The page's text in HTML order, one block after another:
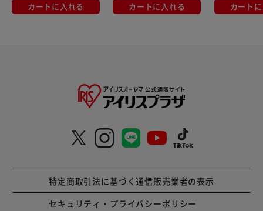
カートに入れる カートに入れる カート
特定商取引法に基づく通信販売業者の表示
セキュリティ・プライバシーポリシー